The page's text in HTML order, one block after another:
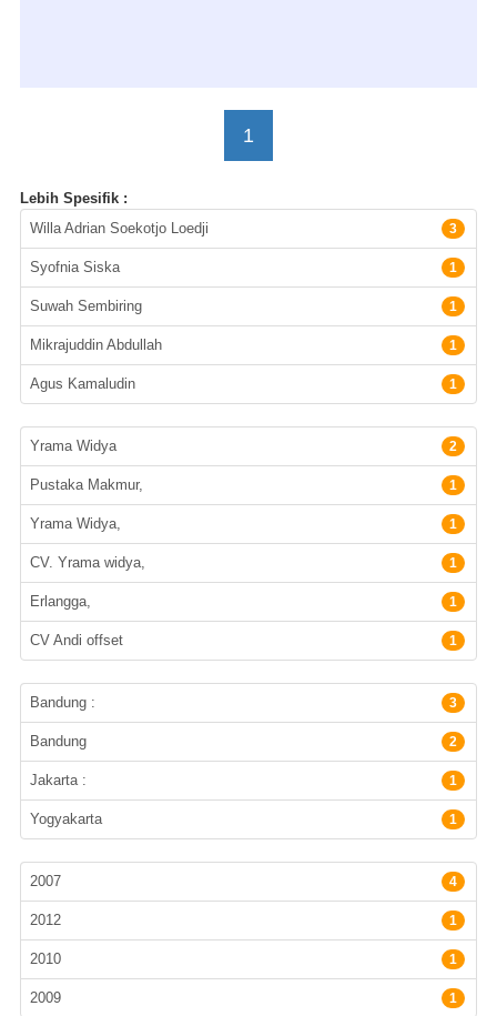
1
Lebih Spesifik :
Pengarang
Willa Adrian Soekotjo Loedji 3
Syofnia Siska 1
Suwah Sembiring 1
Mikrajuddin Abdullah 1
Agus Kamaludin 1
Penerbit
Yrama Widya 2
Pustaka Makmur, 1
Yrama Widya, 1
CV. Yrama widya, 1
Erlangga, 1
CV Andi offset 1
Lokasi Terbitan
Bandung : 3
Bandung 2
Jakarta : 1
Yogyakarta 1
Tahun Terbit
2007 4
2012 1
2010 1
2009 1